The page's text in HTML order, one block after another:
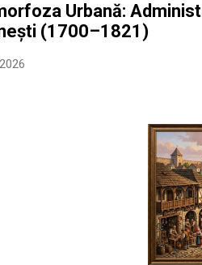
Urbană:
(1700–1821)